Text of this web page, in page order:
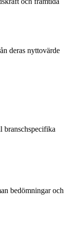
deras nyttovärde
branschspecifika
bedömningar och